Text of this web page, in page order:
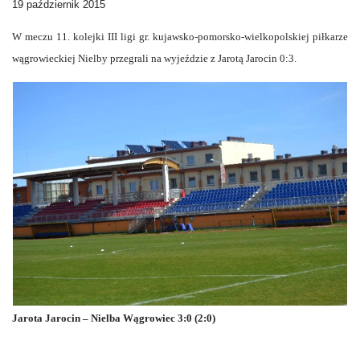
19 październik 2015
W meczu 11. kolejki III ligi gr. kujawsko-pomorsko-wielkopolskiej piłkarze
wągrowieckiej Nielby przegrali na wyjeździe z Jarotą Jarocin 0:3.
Jarota Jarocin – Nielba Wągrowiec 3:0 (2:0)